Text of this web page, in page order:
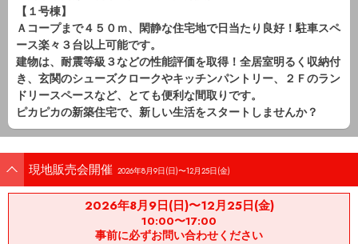
【１号棟】
Ａコープまで４５０ｍ、閑静な住宅地で日当たり良好！駐車スペ
ース楽々３台以上可能です。
建物は、耐震等級３などの性能評価を取得！全居室明るく収納付
き、玄関のシューズクロークやキッチンパントリー、２Ｆのラン
ドリースペースなど、とても便利な間取りです。
ピカピカの新築住宅で、新しい生活をスタートしませんか？
現地販売会開催 2026年8月9日(日)〜12月25日(金)
2026年8月9日(日)〜12月25日(金)
10:00〜17:00
事前に必ずお問い合わせください